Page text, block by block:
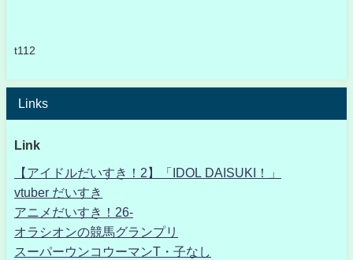
t112
Links
Link
【アイドルだいすき！2】「IDOL DAISUKI！」
vtuber だいすき
アニメだいすき！26-
オラシオンの競馬グランプリ
スーパーウンコウーマンT・子なし